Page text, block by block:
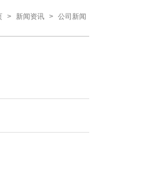
> 新闻资讯 > 公司新闻